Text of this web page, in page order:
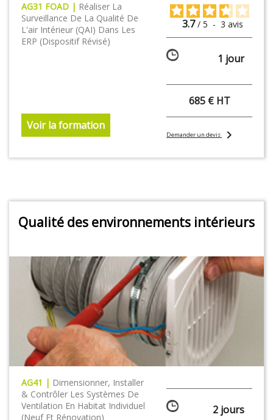
AG31 FOAD | Réaliser La
Surveillance De La Qualité De
L'air Intérieur (QAI) Dans Les
ERP (dispositif Révisé)
Voir la formation
3.7 / 5 - 3 avis
1 jour
685 € HT
Demander un devischevron_right
Qualité des environnements intérieurs
AG41 | Dimensionner, Installer
& Contrôler Les Systèmes De
Ventilation En Habitat Individuel
(neuf Et Rénovation)
2 jours